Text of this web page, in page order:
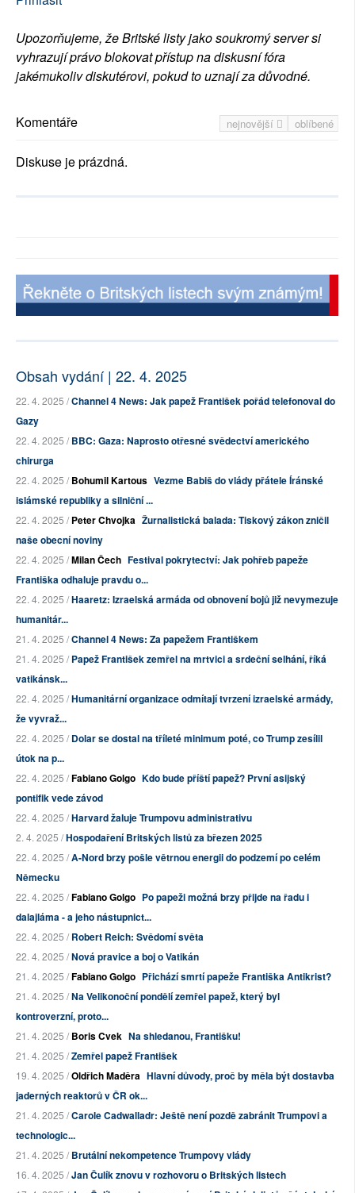
Upozorňujeme, že Britské listy jako soukromý server si
vyhrazují právo blokovat přístup na diskusní fóra
jakémukoliv diskutérovi, pokud to uznají za důvodné.
nejnovější oblíbené
Komentáře
Diskuse je prázdná.
Obsah vydání | 22. 4. 2025
22. 4. 2025 /Channel 4 News: Jak papež František pořád telefonoval do
Gazy
22. 4. 2025 /BBC: Gaza: Naprosto otřesné svědectví amerického
chirurga
22. 4. 2025 /Bohumil Kartous Vezme Babiš do vlády přátele Íránské
islámské republiky a silniční ...
22. 4. 2025 /Peter Chvojka Žurnalistická balada: Tiskový zákon zničil
naše obecní noviny
22. 4. 2025 /Milan Čech Festival pokrytectví: Jak pohřeb papeže
Františka odhaluje pravdu o...
22. 4. 2025 /Haaretz: Izraelská armáda od obnovení bojů již nevymezuje
humanitár...
21. 4. 2025 /Channel 4 News: Za papežem Františkem
21. 4. 2025 /Papež František zemřel na mrtvici a srdeční selhání, říká
vatikánsk...
22. 4. 2025 /Humanitární organizace odmítají tvrzení izraelské armády,
že vyvraž...
22. 4. 2025 /Dolar se dostal na tříleté minimum poté, co Trump zesílil
útok na p...
22. 4. 2025 /Fabiano Golgo Kdo bude příští papež? První asijský
pontifik vede závod
22. 4. 2025 /Harvard žaluje Trumpovu administrativu
2. 4. 2025 /Hospodaření Britských listů za březen 2025
22. 4. 2025 /A-Nord brzy pošle větrnou energii do podzemí po celém
Německu
22. 4. 2025 /Fabiano Golgo Po papeži možná brzy přijde na řadu i
dalajláma - a jeho nástupnict...
22. 4. 2025 /Robert Reich: Svědomí světa
22. 4. 2025 /Nová pravice a boj o Vatikán
21. 4. 2025 /Fabiano Golgo Přichází smrtí papeže Františka Antikrist?
21. 4. 2025 /Na Velikonoční pondělí zemřel papež, který byl
kontroverzní, proto...
21. 4. 2025 /Boris Cvek Na shledanou, Františku!
21. 4. 2025 /Zemřel papež František
19. 4. 2025 /Oldřich Maděra Hlavní důvody, proč by měla být dostavba
jaderných reaktorů v ČR ok...
21. 4. 2025 /Carole Cadwalladr: Ještě není pozdě zabránit Trumpovi a
technologic...
21. 4. 2025 /Brutální nekompetence Trumpovy vlády
16. 4. 2025 /Jan Čulík znovu v rozhovoru o Britských listech